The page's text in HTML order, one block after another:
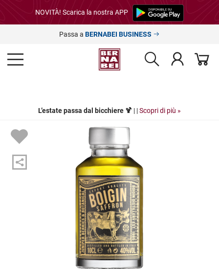
NOVITÀ! Scarica la nostra APP
Passa a BERNABEI BUSINESS
L’estate passa dal bicchiere 🍹 | |Scopri di più »